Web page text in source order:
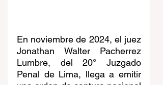
En noviembre de 2024, el juez
Jonathan Walter Pacherrez
Lumbre, del 20° Juzgado
Penal de Lima, llega a emitir